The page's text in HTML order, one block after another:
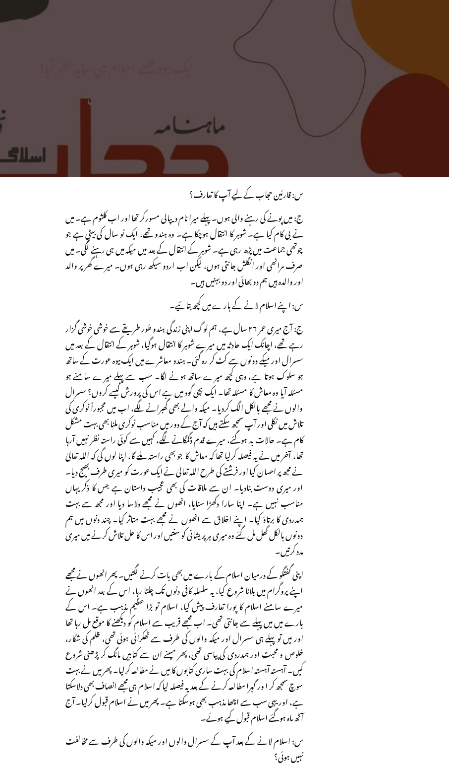
شہباز عالم باروی
س: قارئین حجاب کے لیے آپ کا تعارف؟
ج: میں پونے کی رہنے والی ہوں۔ پہلے میرا نام دیپالی مسورکر تھا اور اب کلثوم ہے۔ میں
نے بی کام کیا ہے۔ شوہر کا انتقال ہوچکا ہے۔ وہ ہندو تھے، ایک نو سال کی بیٹی ہے جو
چوتھی جماعت میں پڑھ رہی ہے۔ شوہر کے انتقال کے بعد میں میکہ میں ہی رہنے لگی۔ میں
صرف مراٹھی اور انگلش جانتی ہوں، لیکن اب اردو سیکھ رہی ہوں۔ میرے گھر پر والد
اور والدہ ہیں ہم دو بھائی اور دو بہنیں ہیں۔
س: اپنے اسلام لانے کے بارے میں کچھ بتائیے۔
ج: آج میری عمر ۲۶ سال ہے، ہم لوگ اپنی زندگی ہندو طور طریقے سے خوشی خوشی گزار
رہے تھے، اچانک ایک حادثہ میں میرے شوہر کا انتقال ہوگیا، شوہر کے انتقال کے بعد میں
سسرال اور میکے دونوں سے کٹ کر رہ گئی۔ ہندو معاشرے میں ایک بیوہ عورت کے ساتھ
جو سلوک ہوتا ہے، وہی کچھ میرے ساتھ ہونے لگا۔ سب سے پہلے میرے سامنے جو
مسئلہ آیا وہ معاش کا مسئلہ تھا۔ ایک بچی گود میں ہے اس کی پرورش کیسے کروں؟ سسرال
والوں نے مجھے بالکل الگ کردیا۔ میکہ والے بھی گھبرانے لگے، اب میں مجبوراً نوکری کی
تلاش میں نکلی اور آپ سمجھ سکتے ہیں کہ آج کے دور میں مناسب نوکری ملنا بھی بہت مشکل
کام ہے۔ حالات بد ہوگئے، میرے قدم ڈگمگانے لگے، کہیں سے کوئی راستہ نظر نہیں آرہا
تھا، آخر میں نے یہ فیصلہ کرلیا تھا کہ معاش کا جو بھی راستہ ملے گا، اپنا لوں گی کہ اللہ تعالیٰ
نے مجھ پر احسان کیا اور فرشتے کی طرح اللہ تعالیٰ نے ایک عورت کو میری طرف بھیج دیا۔
اور میری دوست بنادیا۔ ان سے ملاقات کی بھی عجیب داستان ہے جس کا ذکر یہاں
مناسب نہیں ہے۔ اپنا سارا دکھڑا سنایا، انھوں نے مجھے دلاسا دیا اور مجھ سے بہت
ہمدردی کا برتاؤ کیا۔ اپنے اخلاق سے انھوں نے مجھے بہت متاثر کیا۔ چند دنوں میں ہم
دونوں بالکل گھل مل گئے وہ میری ہر پریشانی کو سنتیں اور اس کا حل تلاش کرنے میں میری
مدد کرتیں۔
اپنی گفتگو کے درمیان اسلام کے بارے میں بھی بات کرنے لگتیں۔ پھر انھوں نے مجھے
اپنے پروگرام میں بلانا شروع کیا، یہ سلسلہ کافی دنوں تک چلتا رہا، اس کے بعد انھوں نے
میرے سامنے اسلام کا پورا تعارف پیش کیا، اسلام تو بڑا عظیم مذہب ہے۔ اس کے
بارے میں میں پہلے سے جانتی تھی۔ اب مجھے قریب سے اسلام کو دیکھنے کا موقع مل رہا تھا
اور میں تو پہلے ہی سسرال اور میکہ والوں کی طرف سے ٹھکرائی ہوئی تھی، ظلم کی شکار،
خلوص و محبت اور ہمدردی کی پیاسی تھی، پھر میںنے ان سے کتابیں مانگ کر پڑھنی شروع
کیں۔ آہستہ آہستہ اسلام کی بہت ساری کتابوں کا میں نے مطالعہ کرلیا۔ پھر میں نے بہت
سوچ سمجھ کر ا ور گہرا مطالعہ کرنے کے بعد یہ فیصلہ لیا کہ اسلام ہی مجھے انصاف بھی دلاسکتا
ہے، اور یہی سب سے اچھا مذہب بھی ہوسکتا ہے۔ پھر میں نے اسلام قبول کرلیا۔ آج
آٹھ ماہ ہوگئے اسلام قبول کیے ہوئے۔
س: اسلام لانے کے بعد آپ کے سسرال والوں اور میکہ والوں کی طرف سے مخالفت
نہیں ہوئی؟